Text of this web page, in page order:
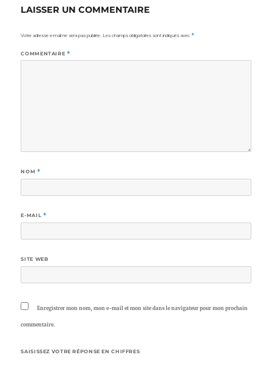
LAISSER UN COMMENTAIRE
Votre adresse e-mail ne sera pas publiée. Les champs obligatoires sont indiqués avec*
COMMENTAIRE *
NOM *
E-MAIL *
SITE WEB
Enregistrer mon nom, mon e-mail et mon site dans le navigateur pour mon prochain
commentaire.
SAISISSEZ VOTRE RÉPONSE EN CHIFFRES